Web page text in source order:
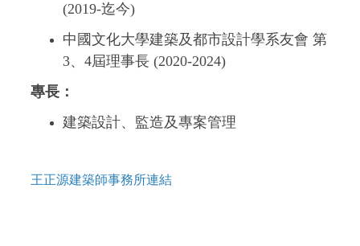
(2019-迄今)
中國文化大學建築及都市設計學系友會 第
3、4屆理事長 (2020-2024)
專長：
建築設計、監造及專案管理
王正源建築師事務所連結